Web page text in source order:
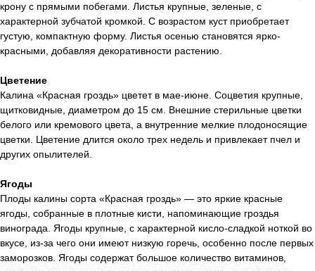
крону с прямыми побегами. Листья крупные, зеленые, с
характерной зубчатой кромкой. С возрастом куст приобретает
густую, компактную форму. Листья осенью становятся ярко-
красными, добавляя декоративности растению.
Цветение
Калина «Красная гроздь» цветет в мае-июне. Соцветия крупные,
щитковидные, диаметром до 15 см. Внешние стерильные цветки
белого или кремового цвета, а внутренние мелкие плодоносящие
цветки. Цветение длится около трех недель и привлекает пчел и
других опылителей.
Ягоды
Плоды калины сорта «Красная гроздь» — это яркие красные
ягоды, собранные в плотные кисти, напоминающие гроздья
винограда. Ягоды крупные, с характерной кисло-сладкой ноткой во
вкусе, из-за чего они имеют низкую горечь, особенно после первых
заморозков. Ягоды содержат большое количество витаминов,